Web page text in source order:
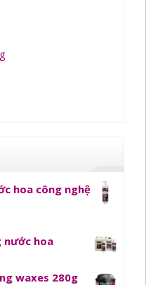
hoa công nghệ
nước hoa
waxes 280g